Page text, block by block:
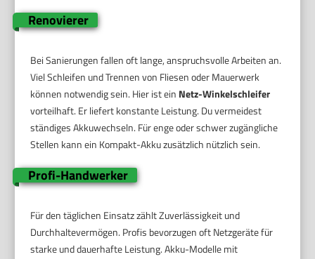
Renovierer
Bei Sanierungen fallen oft lange, anspruchsvolle Arbeiten an.
Viel Schleifen und Trennen von Fliesen oder Mauerwerk
können notwendig sein. Hier ist ein Netz-Winkelschleifer
vorteilhaft. Er liefert konstante Leistung. Du vermeidest
ständiges Akkuwechseln. Für enge oder schwer zugängliche
Stellen kann ein Kompakt-Akku zusätzlich nützlich sein.
Profi-Handwerker
Für den täglichen Einsatz zählt Zuverlässigkeit und
Durchhaltevermögen. Profis bevorzugen oft Netzgeräte für
starke und dauerhafte Leistung. Akku-Modelle mit